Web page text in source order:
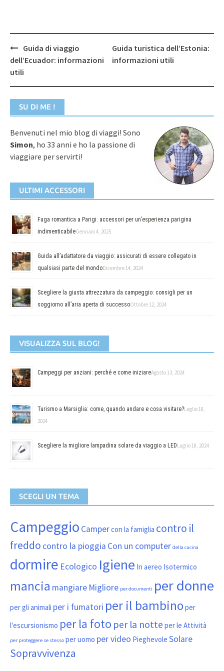
Post
navigation
Guida di viaggio
dell’Ecuador: informazioni
utili
Guida turistica dell’Estonia:
informazioni utili
SU DI ME !
Benvenuti nel mio blog di viaggi! Sono
Simon, ho 33 anni e ho la passione di
viaggiare per servirti!
ULTIMI ACCESSORI
Fuga romantica a Parigi: accessori per un’esperienza parigina
indimenticabileGennaio 4, 2025
Guida all’adattatore da viaggio: assicurati di essere collegato in
qualsiasi parte del mondoDicembre 14, 2024
Scegliere la giusta attrezzatura da campeggio: consigli per un
soggiorno all’aria aperta di successoOttobre 12, 2024
VISUALIZZA SUL BLOG!
Campeggi per anziani: perché e come iniziareAgosto 13, 2024
Turismo a Marsiglia: come, quando andare e cosa visitare?Luglio 18,
2024
Scegliere la migliore lampadina solare da viaggio a LEDLuglio 18, 2024
SCEGLI UN TEMA
Campeggio Campercon la famiglia contro il
freddo contro la pioggia Con un computer della cucina
dormire Ecologico Igiene In aereo Isotermico
mancia mangiare Migliore per documenti per donne
per gli animali per i fumatori per il bambinoper
l'escursionismo per la foto per la notte per le Attività
per proteggere se stesso per uomo per video Pieghevole Solare
Sopravvivenza